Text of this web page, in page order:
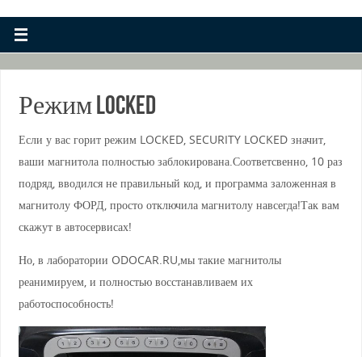
Режим LOCKED
Если у вас горит режим LOCKED, SECURITY LOCKED значит,
ваши магнитола полностью заблокирована.Соответсвенно, 10 раз
подряд, вводился не правильный код, и программа заложенная в
магнитолу ФОРД, просто отключила магнитолу навсегда!Так вам
скажут в автосервисах!
Но, в лаборатории ODOCAR.RU,мы такие магнитолы
реанимируем, и полностью восстанавливаем их
работоспособность!